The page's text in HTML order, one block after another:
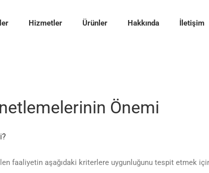
Hizmetler Ürünler Hakkında İletişim
Önemi
faaliyetin aşağıdaki kriterlere uygunluğunu tespit etmek